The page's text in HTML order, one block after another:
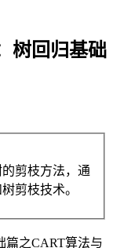
树回归基础
剪枝方法，通
剪枝技术。